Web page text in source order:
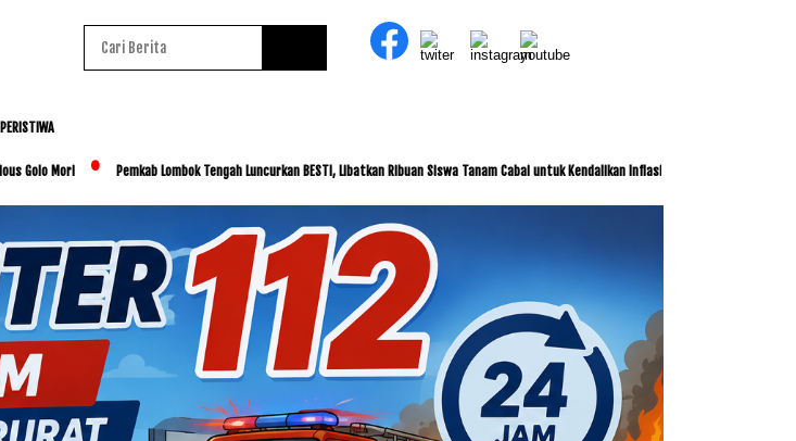
PERISTIWA
Pemkab Lombok Tengah Luncurkan BESTI, Libatkan Ribuan Siswa Tanam Cabai untuk Kendalikan Inflasi ITDC dan IMI Jalin Kerja